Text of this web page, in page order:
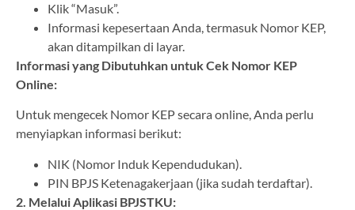
Klik “Masuk”.
Informasi kepesertaan Anda, termasuk Nomor KEP,
akan ditampilkan di layar.
Informasi yang Dibutuhkan untuk Cek Nomor KEP
Online:
Untuk mengecek Nomor KEP secara online, Anda perlu
menyiapkan informasi berikut:
NIK (Nomor Induk Kependudukan).
PIN BPJS Ketenagakerjaan (jika sudah terdaftar).
2. Melalui Aplikasi BPJSTKU: